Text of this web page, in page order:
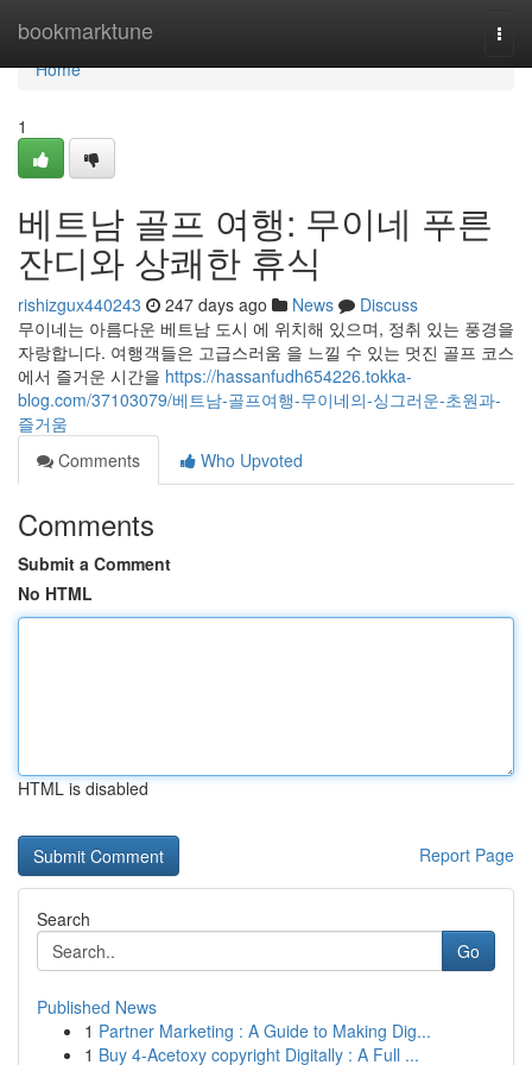
bookmarktune
Home
Home
1
베트남 골프 여행: 무이네 푸른
잔디와 상쾌한 휴식
rishizgux440243 247 days ago News
Discuss
무이네는 아름다운 베트남 도시 에 위치해 있으며, 정취 있는 풍경을
자랑합니다. 여행객들은 고급스러움 을 느낄 수 있는 멋진 골프 코스
에서 즐거운 시간을 https://hassanfudh654226.tokka-
blog.com/37103079/베트남-골프여행-무이네의-싱그러운-초원과-
즐거움
Comments
Who Upvoted
Comments
Submit a Comment
No HTML
HTML is disabled
Report Page
Search
Go
Published News
1 Partner Marketing : A Guide to Making Dig...
1 Buy 4-Acetoxy copyright Digitally : A Full ...